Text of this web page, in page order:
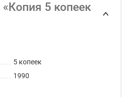
«Копия 5 копеек
5 копеек
1990